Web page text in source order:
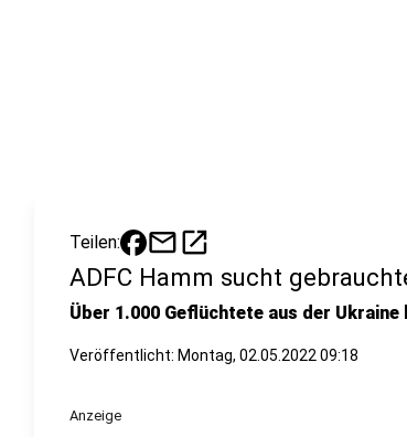
Teilen: mailopen_in_new
ADFC Hamm sucht
Über 1.000 Geflüchtete aus der
Veröffentlicht: Montag, 02.05.2022 09:18
Anzeige